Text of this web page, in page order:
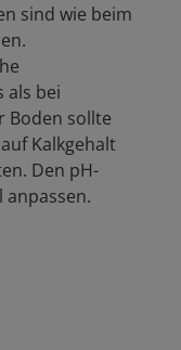
sind wie beim
als bei
Boden sollte
Kalkgehalt
Den pH-